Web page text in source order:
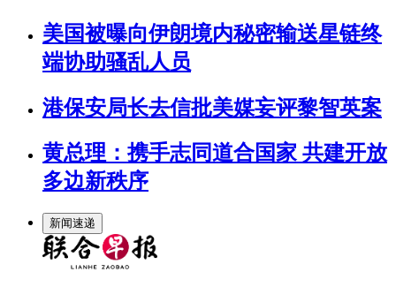
美国被曝向伊朗境内秘密输送星链终
端协助骚乱人员
港保安局长去信批美媒妄评黎智英案
黄总理：携手志同道合国家 共建开放
多边新秩序
新闻速递